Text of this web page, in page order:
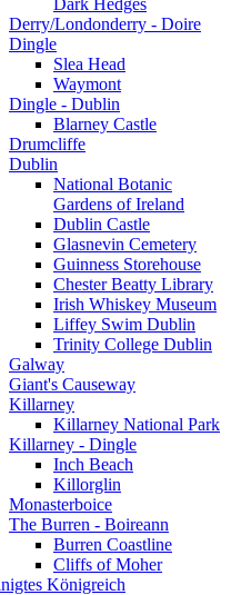
Derry/Londonderry - Doire
Dingle
Slea Head
Waymont
Dingle - Dublin
Blarney Castle
Drumcliffe
Dublin
National Botanic
Gardens of Ireland
Dublin Castle
Glasnevin Cemetery
Guinness Storehouse
Chester Beatty Library
Irish Whiskey Museum
Liffey Swim Dublin
Trinity College Dublin
Galway
Giant's Causeway
Killarney
Killarney National Park
Killarney - Dingle
Inch Beach
Killorglin
Monasterboice
The Burren - Boireann
Burren Coastline
Cliffs of Moher
Königreich